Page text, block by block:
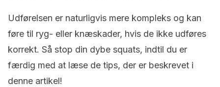
Udførelsen er naturligvis mere kompleks og kan
føre til ryg- eller knæskader, hvis de ikke udføres
korrekt. Så stop din dybe squats, indtil du er
færdig med at læse de tips, der er beskrevet i
denne artikel!